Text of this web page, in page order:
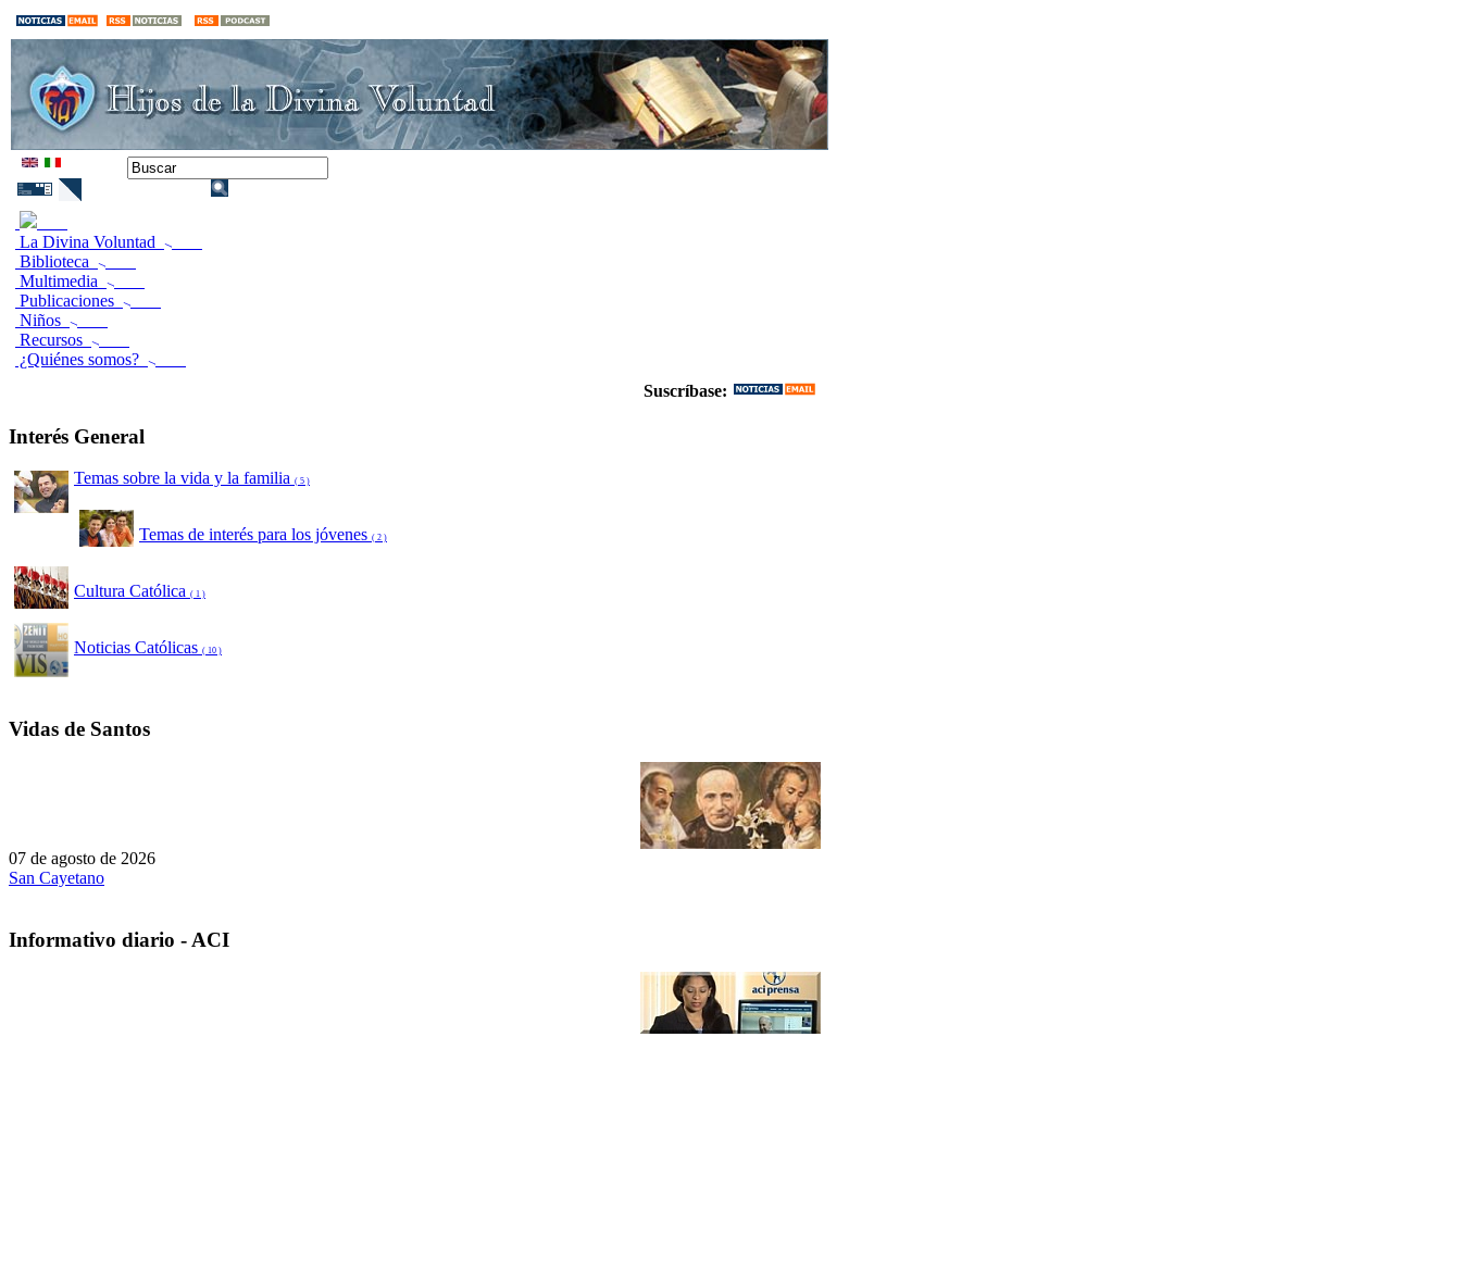
La Divina Voluntad
Biblioteca
Multimedia
Publicaciones
Niños
Recursos
¿Quiénes somos?
Suscríbase:
Interés General
Temas sobre la vida y la familia ( 5 )
Temas de interés para los jóvenes ( 2 )
Cultura Católica ( 1 )
Noticias Católicas ( 10 )
Vidas de Santos
07 de agosto de 2026
San Cayetano
Informativo diario - ACI